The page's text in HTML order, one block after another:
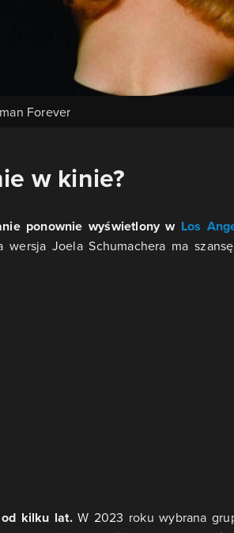
Forever
w kinie?
ponownie wyświetlony w Los
Joela Schumachera ma
kilku lat.W 2023 roku wybrana